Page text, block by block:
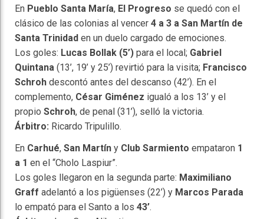
En Pueblo Santa María, El Progreso se quedó con el
clásico de las colonias al vencer 4 a 3 a San Martín de
Santa Trinidad en un duelo cargado de emociones.
Los goles: Lucas Bollak (5’) para el local; Gabriel
Quintana (13’, 19’ y 25’) revirtió para la visita; Francisco
Schroh descontó antes del descanso (42’). En el
complemento, César Giménez igualó a los 13’ y el
propio Schroh, de penal (31’), selló la victoria.
Árbitro: Ricardo Tripulillo.
En Carhué, San Martín y Club Sarmiento empataron 1
a 1 en el “Cholo Laspiur”.
Los goles llegaron en la segunda parte: Maximiliano
Graff adelantó a los pigüenses (22’) y Marcos Parada
lo empató para el Santo a los 43’.